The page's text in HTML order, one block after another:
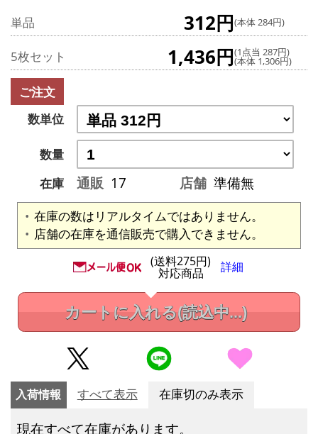
単品 312円(本体 284円)
5枚セット 1,436円(1点当 287円)
(本体 1,306円)
ご注文
数単位
数量
在庫
通販 17 店舗 準備無
在庫の数はリアルタイムではありません。
店舗の在庫を通信販売で購入できません。
(送料275円)
対応商品 詳細
カートに入れる(読込中...)
入荷情報 すべて表示 在庫切のみ表示
現在すべて在庫があります。